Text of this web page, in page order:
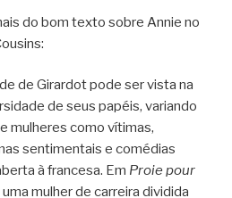
do bom texto sobre Annie no
de Girardot pode ser vista na
de seus papéis, variando
mulheres como vítimas,
sentimentais e comédias
à francesa. Em Proie pour
mulher de carreira dividida